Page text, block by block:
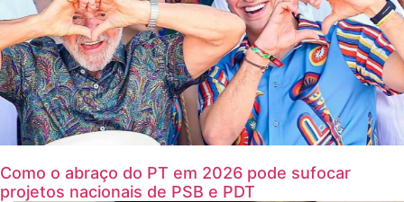
Como o abraço do PT em 2026 pode sufocar
projetos nacionais de PSB e PDT